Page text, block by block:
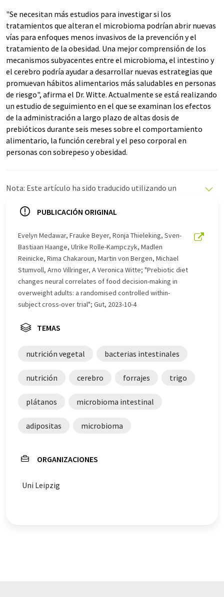
"Se necesitan más estudios para investigar si los
tratamientos que alteran el microbioma podrían abrir nuevas
vías para enfoques menos invasivos de la prevención y el
tratamiento de la obesidad. Una mejor comprensión de los
mecanismos subyacentes entre el microbioma, el intestino y
el cerebro podría ayudar a desarrollar nuevas estrategias que
promuevan hábitos alimentarios más saludables en personas
de riesgo", afirma el Dr. Witte. Actualmente se está realizando
un estudio de seguimiento en el que se examinan los efectos
de la administración a largo plazo de altas dosis de
prebióticos durante seis meses sobre el comportamiento
alimentario, la función cerebral y el peso corporal en
personas con sobrepeso y obesidad.
Nota: Este artículo ha sido traducido utilizando un
ofrece estas traducciones automáticas para presentar
este artículo ha sido traducido con traducción
automática, es posible que contenga errores de
vocabulario, sintaxis o gramática. El artículo original en
Inglés se puede encontrar aquí.
PUBLICACIÓN ORIGINAL
Evelyn Medawar, Frauke Beyer, Ronja Thieleking, Sven-
Bastiaan Haange, Ulrike Rolle-Kampczyk, Madlen
Reinicke, Rima Chakaroun, Martin von Bergen, Michael
Stumvoll, Arno Villringer, A Veronica Witte; "Prebiotic diet
changes neural correlates of food decision-making in
overweight adults: a randomised controlled within-
subject cross-over trial"; Gut, 2023-10-4
TEMAS
nutrición vegetal bacterias intestinales
nutrición cerebro forrajes trigo
plátanos microbioma intestinal
adipositas microbioma
ORGANIZACIONES
Uni Leipzig